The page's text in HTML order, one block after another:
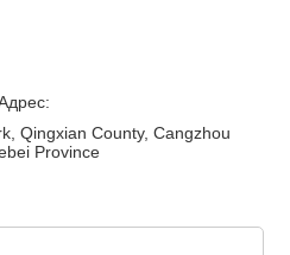
Qingxian County, Cangzhou
Province